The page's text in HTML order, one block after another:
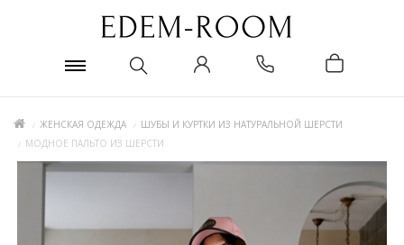
ЖЕНСКАЯ ОДЕЖДА
ШУБЫ И КУРТКИ ИЗ НАТУРАЛЬНОЙ ШЕРСТИ
МОДНОЕ ПАЛЬТО ИЗ ШЕРСТИ